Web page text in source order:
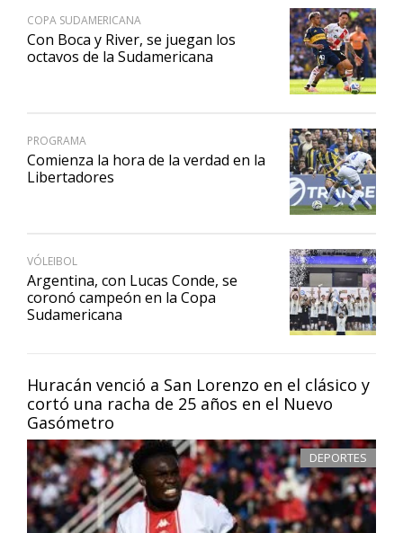
Huracán venció a San Lorenzo en el clásico y
cortó una racha de 25 años en el Nuevo
Gasómetro
DEPORTES
COPA SUDAMERICANA
Con Boca y River, se juegan los
octavos de la Sudamericana
PROGRAMA
Comienza la hora de la verdad en la
Libertadores
VÓLEIBOL
Argentina, con Lucas Conde, se
coronó campeón en la Copa
Sudamericana